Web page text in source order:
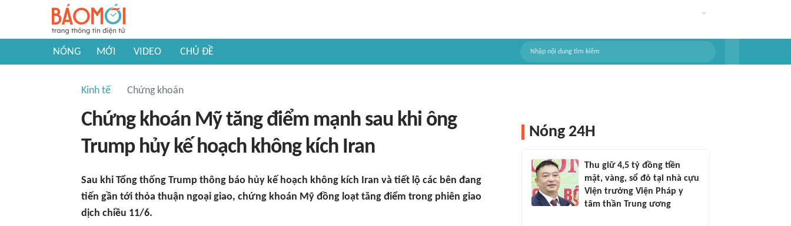
NÓNG MỚI VIDEO CHỦ ĐỀ
Kinh tế Chứng khoán
Chứng khoán Mỹ tăng điểm mạnh sau khi ông
Trump hủy kế hoạch không kích Iran
Sau khi Tổng thống Trump thông báo hủy kế hoạch không kích Iran và tiết lộ các bên đang
tiến gần tới thỏa thuận ngoại giao, chứng khoán Mỹ đồng loạt tăng điểm trong phiên giao
dịch chiều 11/6.
Nóng 24H
Thu giữ 4,5 tỷ đồng tiền
mặt, vàng, sổ đỏ tại nhà cựu
Viện trưởng Viện Pháp y
tâm thần Trung ương